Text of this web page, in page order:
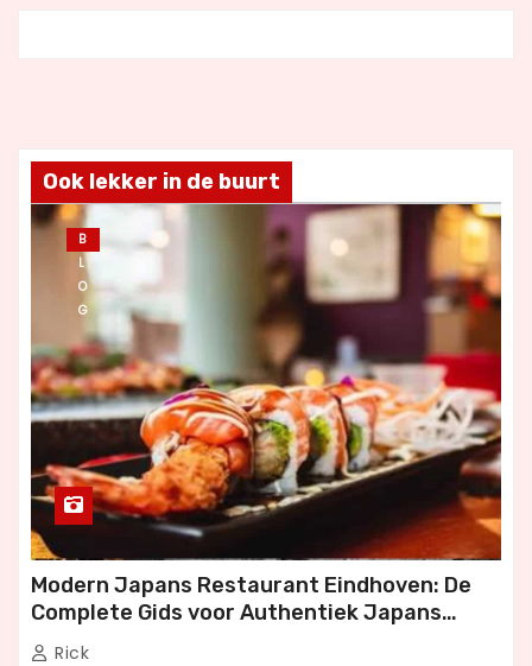
Ook lekker in de buurt
B
L
O
G
Modern Japans Restaurant Eindhoven: De
Complete Gids voor Authentiek Japans
Dineren
Rick